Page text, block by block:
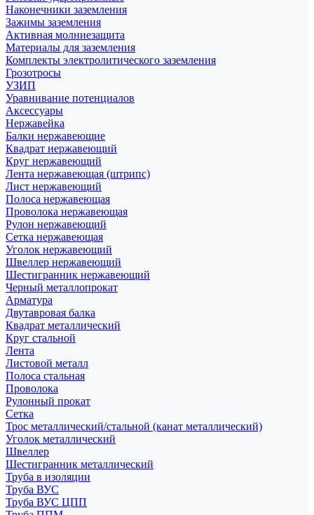
Наконечники заземления
Зажимы заземления
Активная молниезащита
Материалы для заземления
Комплекты электролитического заземления
Грозотросы
УЗИП
Уравнивание потенциалов
Аксессуары
Нержавейка
Балки нержавеющие
Квадрат нержавеющий
Круг нержавеющий
Лента нержавеющая (штрипс)
Лист нержавеющий
Полоса нержавеющая
Проволока нержавеющая
Рулон нержавеющий
Сетка нержавеющая
Уголок нержавеющий
Швеллер нержавеющий
Шестигранник нержавеющий
Черный металлопрокат
Арматура
Двутавровая балка
Квадрат металлический
Круг стальной
Лента
Листовой металл
Полоса стальная
Проволока
Рулонный прокат
Сетка
Трос металлический/стальной (канат металлический)
Уголок металлический
Швеллер
Шестигранник металлический
Труба в изоляции
Труба ВУС
Труба ВУС ЦПП